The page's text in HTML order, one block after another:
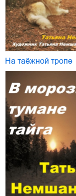
На таёжной тропе